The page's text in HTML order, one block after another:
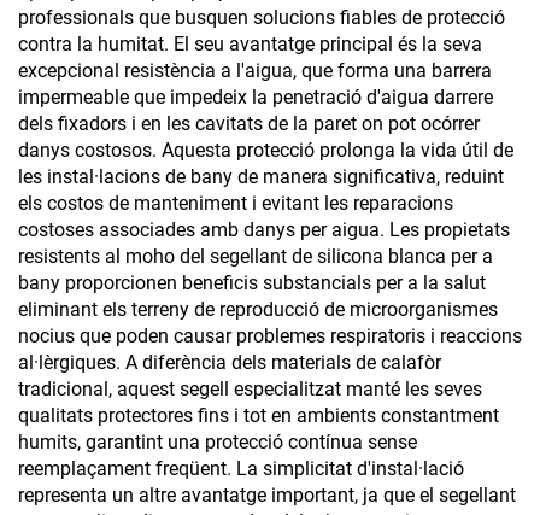
professionals que busquen solucions fiables de protecció
contra la humitat. El seu avantatge principal és la seva
excepcional resistència a l'aigua, que forma una barrera
impermeable que impedeix la penetració d'aigua darrere
dels fixadors i en les cavitats de la paret on pot ocórrer
danys costosos. Aquesta protecció prolonga la vida útil de
les instal·lacions de bany de manera significativa, reduint
els costos de manteniment i evitant les reparacions
costoses associades amb danys per aigua. Les propietats
resistents al moho del segellant de silicona blanca per a
bany proporcionen beneficis substancials per a la salut
eliminant els terreny de reproducció de microorganismes
nocius que poden causar problemes respiratoris i reaccions
al·lèrgiques. A diferència dels materials de calafòr
tradicional, aquest segell especialitzat manté les seves
qualitats protectores fins i tot en ambients constantment
humits, garantint una protecció contínua sense
reemplaçament freqüent. La simplicitat d'instal·lació
representa un altre avantatge important, ja que el segellant